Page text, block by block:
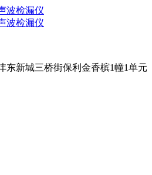
东新城三桥街保利金香槟1幢1单元